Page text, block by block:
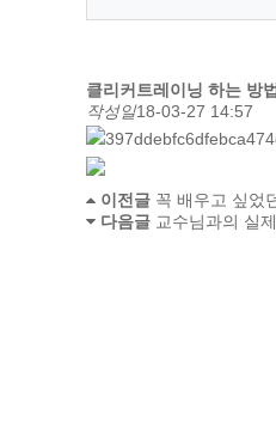
클리커트레이닝 하는 방
작성일18-03-27 14:57
이전글 꼭 배우고 싶었
다음글 교수님과의 실